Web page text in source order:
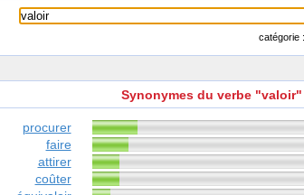
catégorie :
Synonymes du verbe "valoir"
procurer
faire
attirer
coûter